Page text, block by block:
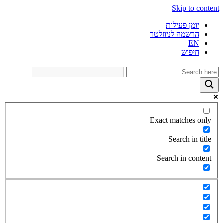
Skip to content
יומן פעילות
הרשמה לניוזלטר
EN
חיפוש
Exact matches only
Search in title
Search in content